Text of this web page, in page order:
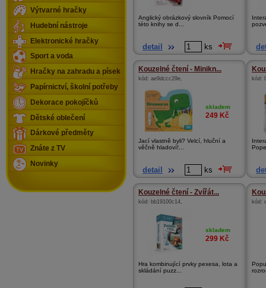
Anglický obrázkový slovník Pomocí
této knihy se d...
detail ks
Kouzelné čtení - Minikn...
kód: ae9dccc29e,
skladem
249 Kč
Jací vlastně byli? Velcí, hluční a
věčně hladoví!...
detail ks
kód:
Kouzelné čtení - Zvířát...
kód: bb19100c14,
skladem
299 Kč
Hra kombinující prvky pexesa, lota a
skládání puzz...
kód:
Výtvarné hračky
Hudební nástroje
Elektronické hračky
Sport a voda
Hračky na zahradu a písek
Papírnictví, školní potřeby
Dekorace pokojíčků
Dětské oblečení
Dárkové předměty
Znáte z TV
Novinky